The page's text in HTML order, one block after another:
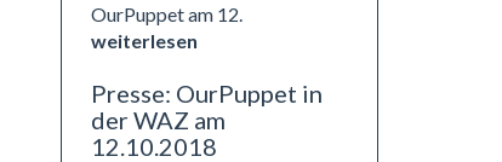
OurPuppet am 12.
weiterlesen
Presse: OurPuppet in
der WAZ am
12.10.2018